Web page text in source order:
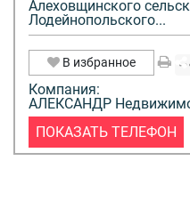
Алеховщинского
Лодейнопольского...
В избранное
Компания:
АЛЕКСАНДР
ПОКАЗАТЬ ТЕЛЕФОН